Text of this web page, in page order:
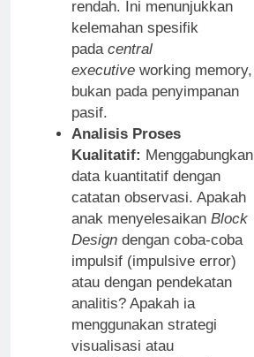
rendah. Ini menunjukkan
kelemahan spesifik
pada central
executiveworking memory,
bukan pada penyimpanan
pasif.
Analisis Proses
Kualitatif: Menggabungkan
data kuantitatif dengan
catatan observasi. Apakah
anak menyelesaikan Block
Designdengan coba-coba
impulsif (impulsive error)
atau dengan pendekatan
analitis? Apakah ia
menggunakan strategi
visualisasi atau